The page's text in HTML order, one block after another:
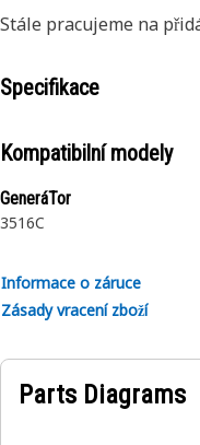
Stále pracujeme na
Specifikace
Kompatibilní modely
GeneráTor
3516C
Informace o záruce
Zásady vracení zboží
Parts Diagrams